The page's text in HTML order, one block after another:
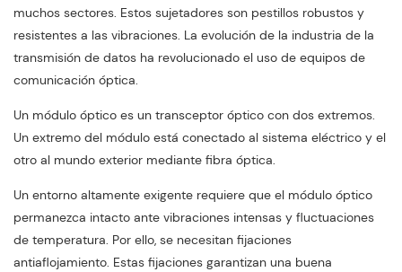
muchos sectores. Estos sujetadores son pestillos robustos y
resistentes a las vibraciones. La evolución de la industria de la
transmisión de datos ha revolucionado el uso de equipos de
comunicación óptica.
Un módulo óptico es un transceptor óptico con dos extremos.
Un extremo del módulo está conectado al sistema eléctrico y el
otro al mundo exterior mediante fibra óptica.
Un entorno altamente exigente requiere que el módulo óptico
permanezca intacto ante vibraciones intensas y fluctuaciones
de temperatura. Por ello, se necesitan fijaciones
antiaflojamiento. Estas fijaciones garantizan una buena